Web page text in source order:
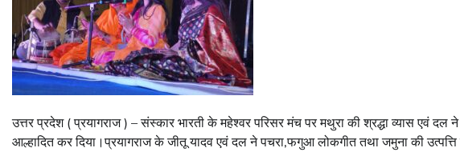
उत्तर प्रदेश ( प्रयागराज ) – संस्कार भारती के महेश्वर परिसर मंच पर मथुरा की श्रद्धा व्यास एवं
आल्हादित कर दिया।प्रयागराज के जीतू यादव एवं दल ने पचरा,फगुआ लोकगीत तथा जमुना की